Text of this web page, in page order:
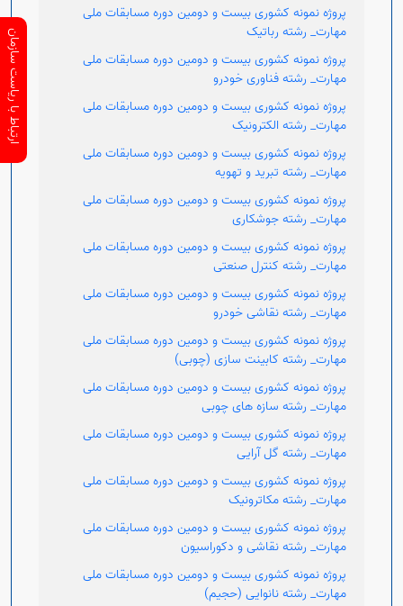
پروژه نمونه کشوری بیست و دومین دوره مسابقات ملی
مهارت_ رشته رباتیک
پروژه نمونه کشوری بیست و دومین دوره مسابقات ملی
مهارت_ رشته فناوری خودرو
پروژه نمونه کشوری بیست و دومین دوره مسابقات ملی
مهارت_ رشته الکترونیک
پروژه نمونه کشوری بیست و دومین دوره مسابقات ملی
مهارت_ رشته تبرید و تهویه
پروژه نمونه کشوری بیست و دومین دوره مسابقات ملی
مهارت_ رشته جوشکاری
پروژه نمونه کشوری بیست و دومین دوره مسابقات ملی
مهارت_ رشته کنترل صنعتی
پروژه نمونه کشوری بیست و دومین دوره مسابقات ملی
مهارت_ رشته نقاشی خودرو
پروژه نمونه کشوری بیست و دومین دوره مسابقات ملی
مهارت_ رشته کابینت سازی (چوبی)
پروژه نمونه کشوری بیست و دومین دوره مسابقات ملی
مهارت_ رشته سازه های چوبی
پروژه نمونه کشوری بیست و دومین دوره مسابقات ملی
مهارت_ رشته گل آرایی
پروژه نمونه کشوری بیست و دومین دوره مسابقات ملی
مهارت_ رشته مکاترونیک
پروژه نمونه کشوری بیست و دومین دوره مسابقات ملی
مهارت_ رشته نقاشی و دکوراسیون
پروژه نمونه کشوری بیست و دومین دوره مسابقات ملی
مهارت_ رشته نانوایی (حجیم)
ارتباط با ریاست سازمان